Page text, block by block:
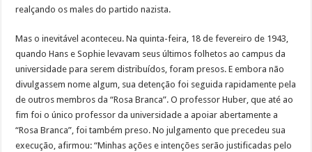
realçando os males do partido nazista.
Mas o inevitável aconteceu. Na quinta-feira, 18 de fevereiro de 1943,
quando Hans e Sophie levavam seus últimos folhetos ao campus da
universidade para serem distribuídos, foram presos. E embora não
divulgassem nome algum, sua detenção foi seguida rapidamente pela
de outros membros da “Rosa Branca”. O professor Huber, que até ao
fim foi o único professor da universidade a apoiar abertamente a
“Rosa Branca”, foi também preso. No julgamento que precedeu sua
execução, afirmou: “Minhas ações e intenções serão justificadas pelo